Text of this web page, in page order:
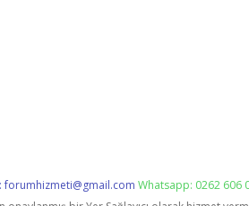
forumhizmeti@gmail.com Whatsapp: 0262 606